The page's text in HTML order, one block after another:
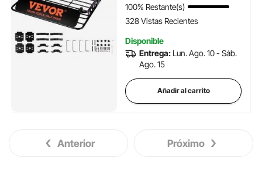
100% Restante(s)
328 Vistas Recientes
Disponible
Entrega: Lun. Ago. 10 - Sáb.
Ago. 15
Añadir al carrito
Anterior Próximo